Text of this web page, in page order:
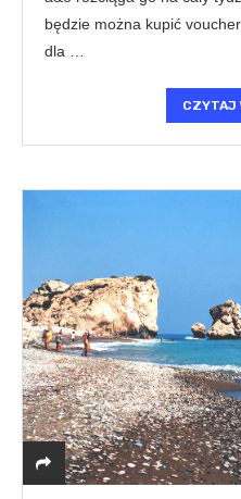
będzie można kupić
dla …
CZYTAJ